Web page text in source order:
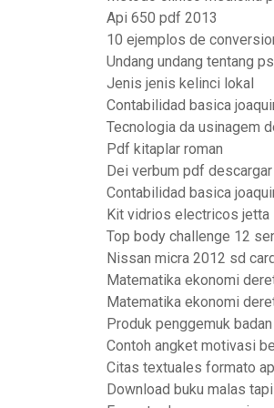
Api 650 pdf 2013
10 ejemplos de
Undang undang tentang
Jenis jenis kelinci lokal
Contabilidad basica
Tecnologia da usinagem
Pdf kitaplar roman
Dei verbum pdf descargar
Contabilidad basica
Kit vidrios electricos jetta
Top body challenge 12
Nissan micra 2012 sd
Matematika ekonomi
Matematika ekonomi
Produk penggemuk
Contoh angket motivasi
Citas textuales formato
Download buku malas